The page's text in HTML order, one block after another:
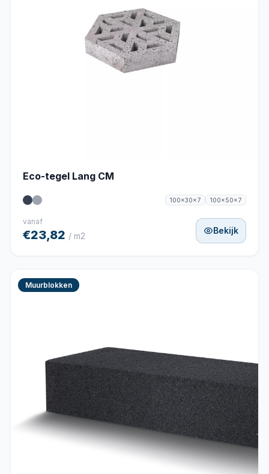
Eco-tegel Lang CM
100x30x7 100x50x7
vanaf
€23,82 / m2
Bekijk
Muurblokken